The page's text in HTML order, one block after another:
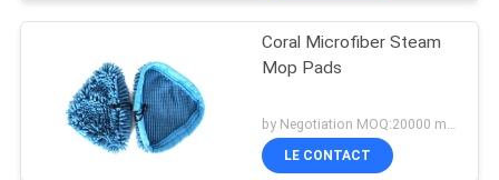
NOUS
VISITE
D'USINE
Coral Microfiber Steam
Mop Pads
LE CONTACT